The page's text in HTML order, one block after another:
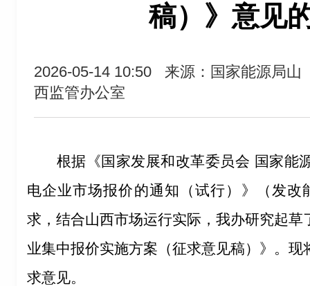
稿）》意见
2026-05-14 10:50
来源：国家能源局山
西监管办公室
根据《国家发展和改革委员会 国家能
电企业市场报价的通知（试行）》（发改
求，结合山西市场运行实际，我办研究起草
业集中报价实施方案（征求意见稿）》。现
求意见。